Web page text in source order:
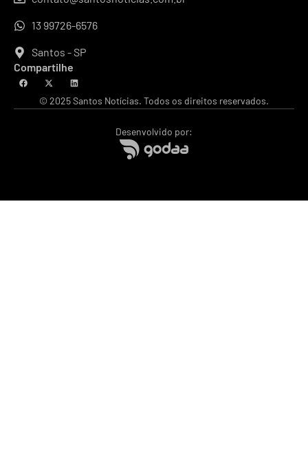
13 99726-6576
Santos - SP
Compartilhe
© 2025 Santos Notícias. Todos os direitos reservados.
Desenvolvido por: